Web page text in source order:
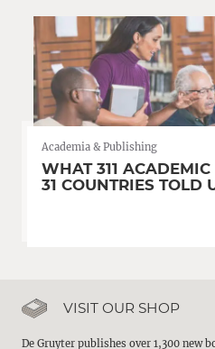
Academia & Publishing
WHAT 311
31 COUNTRIES TOLD
VISIT OUR SHOP
De Gruyter publishes over 1,300 new